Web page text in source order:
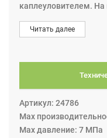
каплеуловителем. На
G1/2”(F) с сетчатым
Читать далее
Артикул: 24786
Max
Max давление: 7 МПа